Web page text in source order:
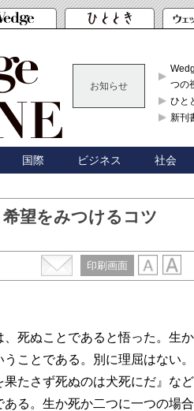
お知らせ
つの
ひと
新刊
国際 ビジネス 社会
望をみつけるコツ
印刷画面
、死ぬことであると悟った。生
うことである。別に理屈はない
果たさず死ぬのは犬死にだ』な
ある。生か死か二つに一つの場